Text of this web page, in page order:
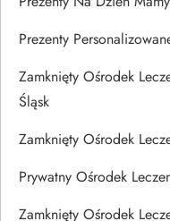
Prezenty
Zamknięty Ośrodek
Śląsk
Zamknięty Ośrodek
Prywatny Ośrodek
Zamknięty Ośrodek